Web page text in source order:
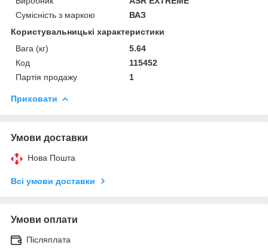
Сумісність з маркою
ВАЗ
Користувальницькі характеристики
Вага (кг)
5.64
Код
115452
Партія продажу
1
Приховати
Умови доставки
Нова Пошта
Всі умови доставки
Умови оплати
Післяплата